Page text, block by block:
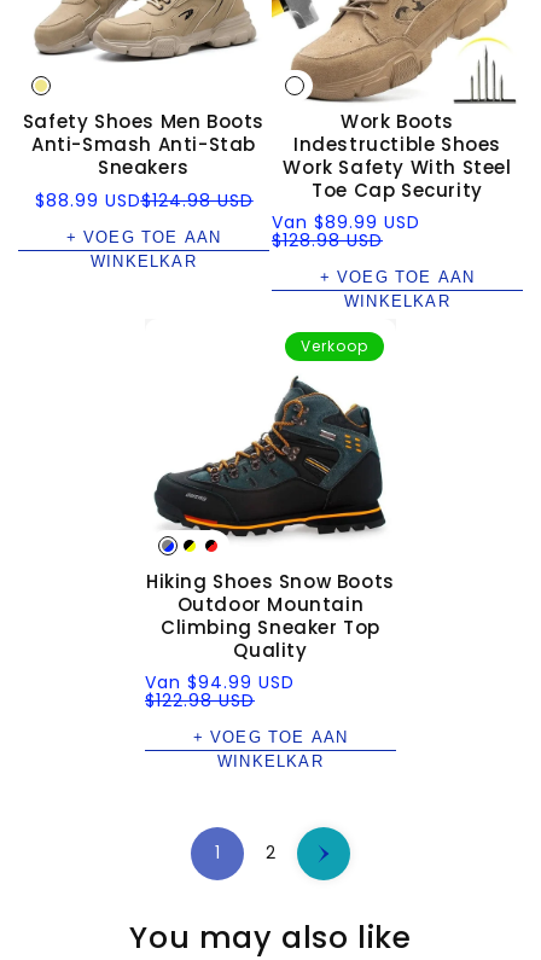
Safety Shoes Men Boots
Anti-Smash Anti-Stab
Sneakers
Verkoopprijs
$88.99 USD
Normale $124.98 USD
+ VOEG TOE AAN
WINKELKAR
Work Boots
Indestructible Shoes
Work Safety With Steel
Toe Cap Security
Verkoopprijs
Van $89.99 USD
Normale
prijs
$128.98 USD
+ VOEG TOE AAN
WINKELKAR
Verkoop
Hiking Shoes Snow Boots
Outdoor Mountain
Climbing Sneaker Top
Quality
Verkoopprijs
Van $94.99 USD
Normale
prijs
$122.98 USD
+ VOEG TOE AAN
WINKELKAR
1 2
You may also like